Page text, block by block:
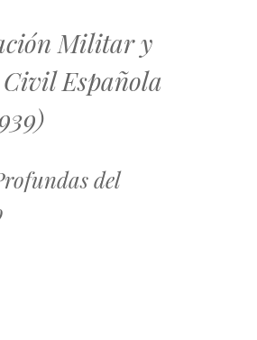
Militar y
Española
del